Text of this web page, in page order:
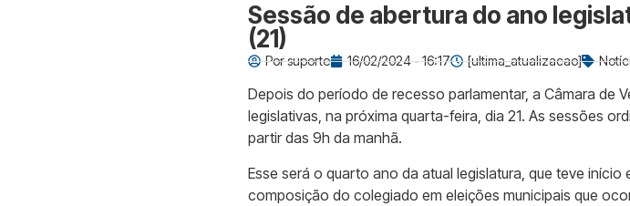
Sessão de abertura do ano
(21)
Porsuporte 16/02/2024 - 16:17 [ultima_atualizacao]
Depois do período de recesso parlamentar, a Câmara de
legislativas, na próxima quarta-feira, dia 21. As sessões
partir das 9h da manhã.
Esse será o quarto ano da atual legislatura, que teve
composição do colegiado em eleições municipais que